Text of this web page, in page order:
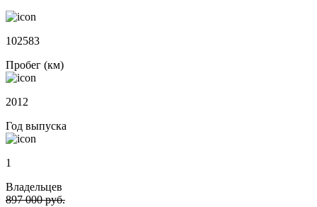
102583
Пробег (км)
2012
Год выпуска
1
Владельцев
897 000 руб.